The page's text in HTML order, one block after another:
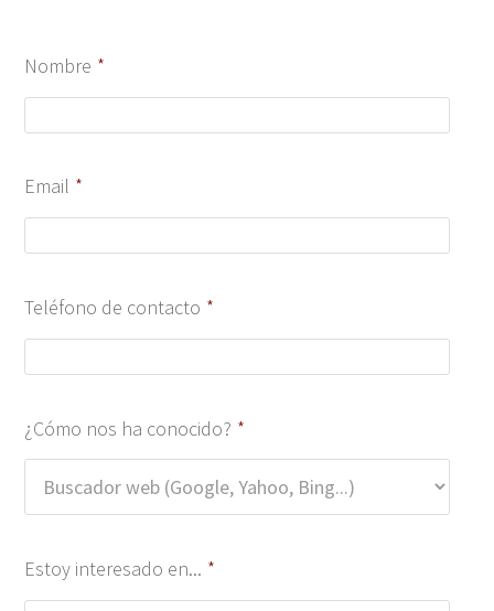
Nombre *
Email *
Teléfono de contacto *
¿Cómo nos ha conocido? *
Estoy interesado en... *